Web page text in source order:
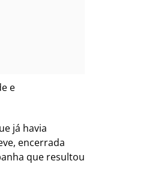
e
já havia
encerrada
que resultou